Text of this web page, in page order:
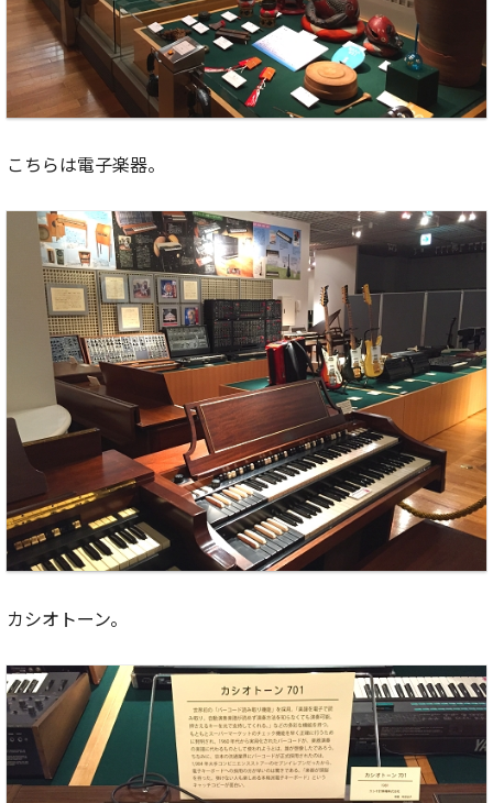
こちらは電子楽器。
カシオトーン。